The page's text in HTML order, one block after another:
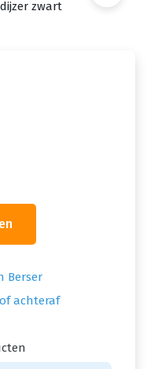
Berser
achteraf